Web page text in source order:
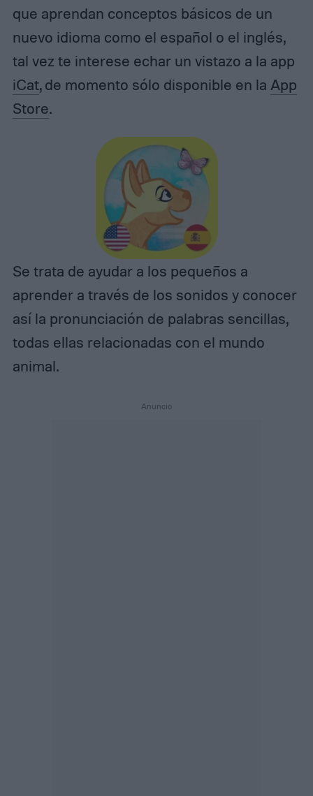
que aprendan conceptos básicos de un
nuevo idioma como el español o el inglés,
tal vez te interese echar un vistazo a la app
iCat, de momento sólo disponible en la App
Store.
Se trata de ayudar a los pequeños a
aprender a través de los sonidos y conocer
así la pronunciación de palabras sencillas,
todas ellas relacionadas con el mundo
animal.